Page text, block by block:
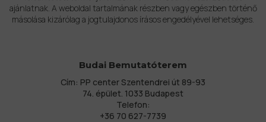
ajánlatnak. A weboldal tartalmának részben vagy egészben történő
másolása kizárólag a jogtulajdonos írásos engedélyével lehetséges.
Budai Bemutatóterem
Cím: PP center Szentendrei út 89-93
74. épület. 1033 Budapest
Telefon:
+36 70 627-7739